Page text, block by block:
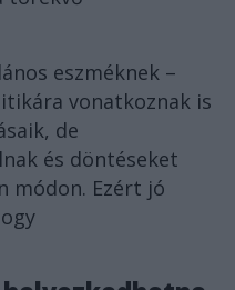
eszméknek –
vonatkoznak is
de
és döntéseket
módon. Ezért jó